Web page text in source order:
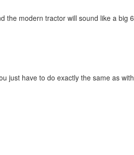
the modern tractor will sound like a big
just have to do exactly the same as